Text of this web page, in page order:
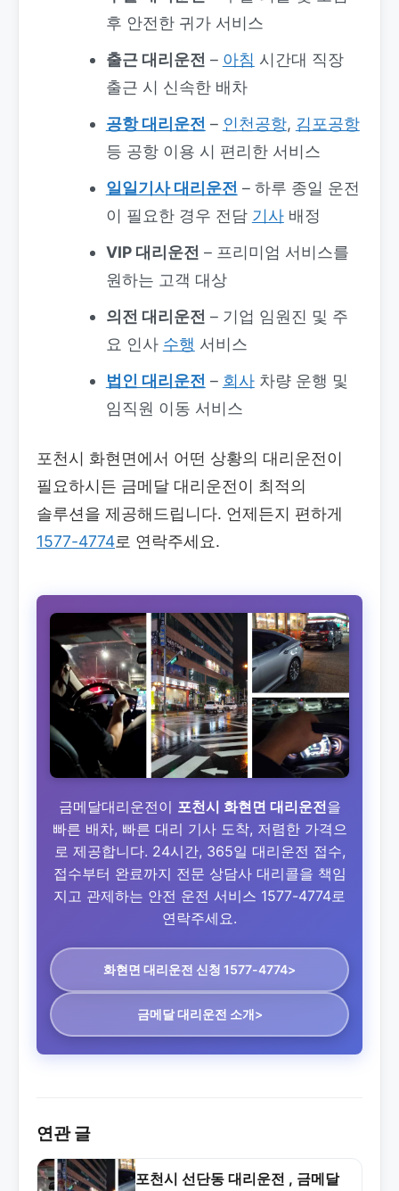
후 안전한 귀가 서비스
출근 대리운전 – 아침 시간대 직장
출근 시 신속한 배차
공항 대리운전 – 인천공항, 김포공항
등 공항 이용 시 편리한 서비스
일일기사 대리운전 – 하루 종일 운전
이 필요한 경우 전담 기사배정
VIP 대리운전 – 프리미엄 서비스를
원하는 고객 대상
의전 대리운전 – 기업 임원진 및 주
요 인사 수행 서비스
법인 대리운전 – 회사차량 운행 및
임직원 이동 서비스
포천시 화현면에서 어떤 상황의 대리운전이
필요하시든 금메달 대리운전이 최적의
솔루션을 제공해드립니다. 언제든지 편하게
1577-4774로 연락주세요.
금메달대리운전이 포천시 화현면 대리운전을
빠른 배차, 빠른 대리 기사 도착, 저렴한 가격으
로 제공합니다. 24시간, 365일 대리운전 접수,
접수부터 완료까지 전문 상담사 대리콜을 책임
지고 관제하는 안전 운전 서비스 1577-4774로
연락주세요.
화현면 대리운전 신청 1577-4774>
금메달 대리운전 소개>
연관 글
포천시 선단동 대리운전 , 금메달